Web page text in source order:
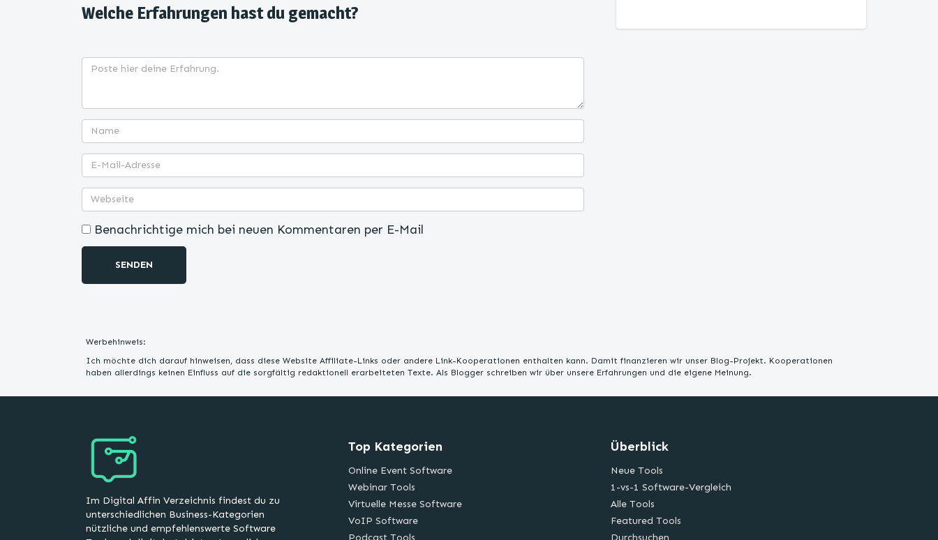
Welche Erfahrungen hast du gemacht?
Benachrichtige mich bei neuen Kommentaren per E-Mail
SENDEN
Werbehinweis:
Ich möchte dich darauf hinweisen, dass diese Website Affiliate-Links oder andere Link-Kooperationen enthalten kann. Damit finanzieren wir unser Blog-Projekt. Kooperationen
haben allerdings keinen Einfluss auf die sorgfältig redaktionell erarbeiteten Texte. Als Blogger schreiben wir über unsere Erfahrungen und die eigene Meinung.
Im Digital Affin Verzeichnis findest du zu
unterschiedlichen Business-Kategorien
nützliche und empfehlenswerte Software
Top Kategorien
Online Event Software
Webinar Tools
Virtuelle Messe Software
VoIP Software
Überblick
Neue Tools
1-vs-1 Software-Vergleich
Alle Tools
Featured Tools